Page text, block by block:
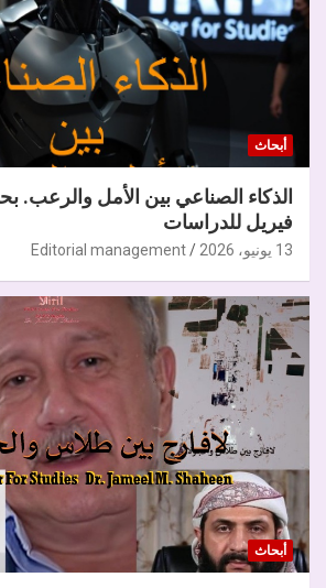
أبحاث
الذكاء الصناعي بين الأمل والرعب.
فيريل للدراسات
13 يونيو، 2026 Editorial management
أبحاث